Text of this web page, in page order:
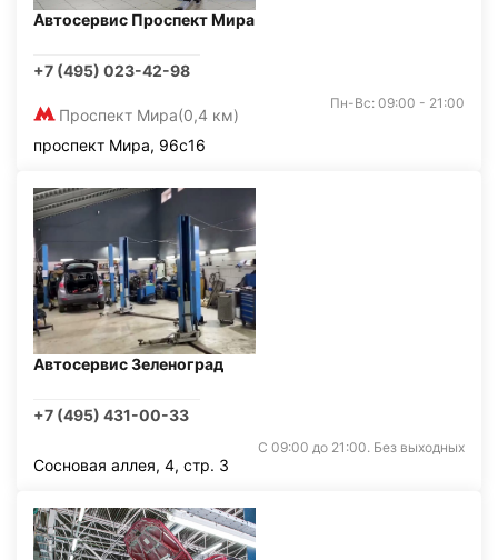
Автосервис Проспект Мира
+7 (495) 023-42-98
Проспект Мира(0,4 км)
Пн-Вс: 09:00 - 21:00
проспект Мира, 96с16
Автосервис Зеленоград
+7 (495) 431-00-33
С 09:00 до 21:00. Без выходных
Сосновая аллея, 4, стр. 3